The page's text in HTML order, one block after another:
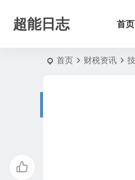
超能日志 首页
首页 财税资讯